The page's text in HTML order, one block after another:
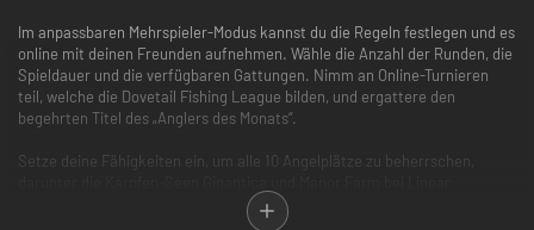
Im anpassbaren Mehrspieler-Modus kannst du die Regeln festlegen und es
online mit deinen Freunden aufnehmen. Wähle die Anzahl der Runden, die
Spieldauer und die verfügbaren Gattungen. Nimm an Online-Turnieren
teil, welche die Dovetail Fishing League bilden, und ergattere den
begehrten Titel des „Anglers des Monats“.
Setze deine Fähigkeiten ein, um alle 10 Angelplätze zu beherrschen,